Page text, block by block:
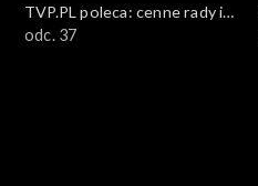
TVP.PL poleca: cenne rady i
ciekawostki
odc. 37